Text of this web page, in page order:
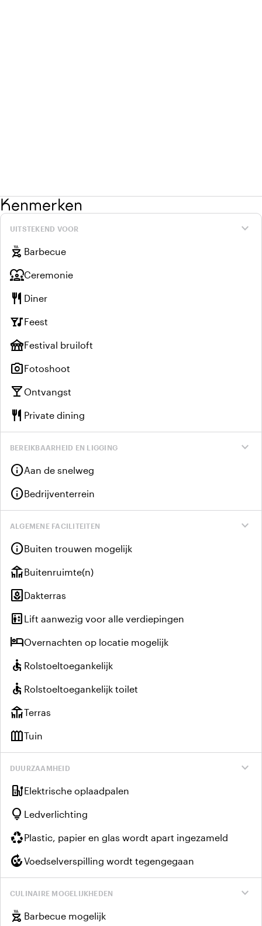
Kenmerken
expand_more
UITSTEKEND VOOR
outdoor_grill Barbecue
diversity_1Ceremonie
restaurant Diner
nightlifeFeest
festivalFestival bruiloft
photo_cameraFotoshoot
local_bar Ontvangst
restaurant Private dining
expand_more
BEREIKBAARHEID EN LIGGING
infoAan de snelweg
infoBedrijventerrein
expand_more
ALGEMENE FACILITEITEN
infoBuiten trouwen mogelijk
deckBuitenruimte(n)
yardDakterras
elevator Lift aanwezig voor alle verdiepingen
hotelOvernachten op locatie mogelijk
accessible Rolstoeltoegankelijk
accessible Rolstoeltoegankelijk toilet
deckTerras
outdoor_gardenTuin
expand_more
DUURZAAMHEID
ev_chargerElektrische oplaadpalen
lightbulb Ledverlichting
recyclingPlastic, papier en glas wordt apart ingezameld
compostVoedselverspilling wordt tegengegaan
expand_more
CULINAIRE MOGELIJKHEDEN
outdoor_grill Barbecue mogelijk